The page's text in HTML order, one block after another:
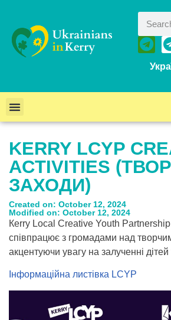
KERRY LCYP
ACTIVITIES
ЗАХОДИ)
Created on: October 12, 2024
Modified on: October 12, 2024
Кerry Local Creative Youth
співпрацює з громадами над
акцентуючи увагу на залученні
Інформаційна листівка LCYP